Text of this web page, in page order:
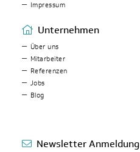
Impressum
Unternehmen
Über uns
Mitarbeiter
Referenzen
Jobs
Blog
Newsletter Anmeldung